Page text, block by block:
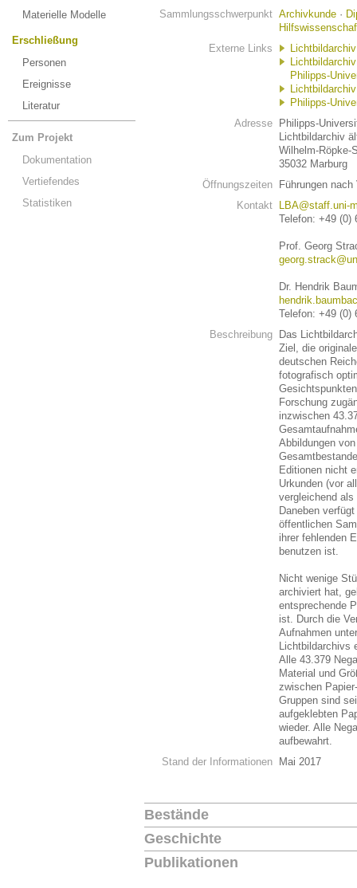
Materielle Modelle
Erschließung
Personen
Ereignisse
Literatur
Zum Projekt
Dokumentation
Vertiefendes
Statistiken
Sammlungsschwerpunkt Archivkunde ·
Externe Links
Philipps-
Philipps-
Adresse
Philipps-
Lichtbildarchiv
Wilhelm-Röpke-
35032 Marburg
Öffnungszeiten
Führungen nach
Kontakt
LBA@staff.uni-
Telefon: +49 (0)
Prof. Georg
Dr. Hendrik
Telefon: +49 (0)
Beschreibung
Das
Ziel, die
deutschen
fotografisch
Forschung
inzwischen
Abbildungen
Editionen nicht
Urkunden (vor
vergleichend
Daneben
öffentlichen
ihrer fehlenden
benutzen ist.
Nicht wenige
archiviert hat,
entsprechende
ist. Durch die
Aufnahmen
Lichtbildarchivs
Alle 43.379
Material und
zwischen
Gruppen sind
aufgeklebten
wieder. Alle
aufbewahrt.
Stand der Informationen
Mai 2017
Bestände
Geschichte
Publikationen